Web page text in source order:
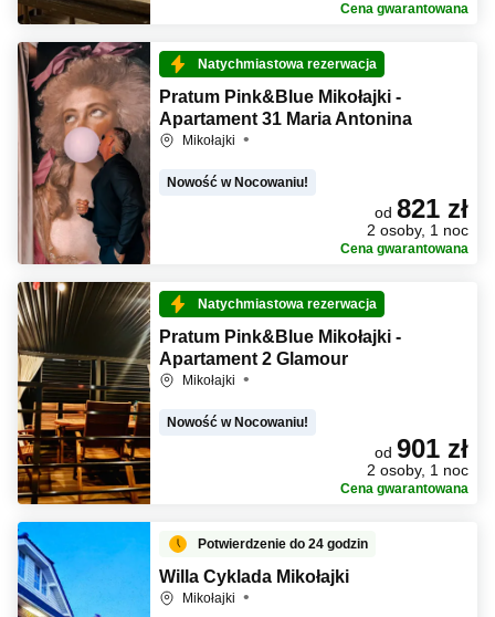
Cena gwarantowana
Natychmiastowa rezerwacja
Pratum Pink&Blue Mikołajki -
Apartament 31 Maria Antonina
Mikołajki
Nowość w Nocowaniu!
od 821 zł
2 osoby, 1 noc
Cena gwarantowana
Natychmiastowa rezerwacja
Pratum Pink&Blue Mikołajki -
Apartament 2 Glamour
Mikołajki
Nowość w Nocowaniu!
od 901 zł
2 osoby, 1 noc
Cena gwarantowana
Potwierdzenie do 24 godzin
Willa Cyklada Mikołajki
Mikołajki